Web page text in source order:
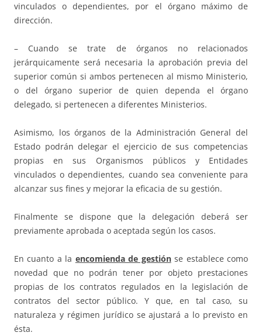
vinculados o dependientes, por el órgano máximo de
dirección.
– Cuando se trate de órganos no relacionados
jerárquicamente será necesaria la aprobación previa del
superior común si ambos pertenecen al mismo Ministerio,
o del órgano superior de quien dependa el órgano
delegado, si pertenecen a diferentes Ministerios.
Asimismo, los órganos de la Administración General del
Estado podrán delegar el ejercicio de sus competencias
propias en sus Organismos públicos y Entidades
vinculados o dependientes, cuando sea conveniente para
alcanzar sus fines y mejorar la eficacia de su gestión.
Finalmente se dispone que la delegación deberá ser
previamente aprobada o aceptada según los casos.
En cuanto a la encomienda de gestiónse establece como
novedad que no podrán tener por objeto prestaciones
propias de los contratos regulados en la legislación de
contratos del sector público. Y que, en tal caso, su
naturaleza y régimen jurídico se ajustará a lo previsto en
ésta.